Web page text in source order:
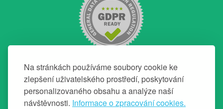
Na stránkách používáme soubory cookie ke
zlepšení uživatelského prostředí, poskytování
personalizovaného obsahu a analýze naší
návštěvnosti. Informace o zpracování cookies.
NAVIGACE